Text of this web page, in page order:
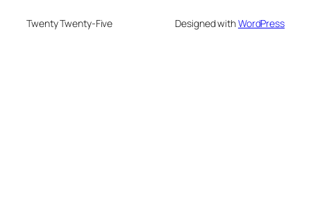
Twenty Twenty-Five Designed withWordPress